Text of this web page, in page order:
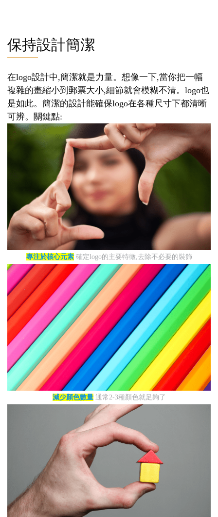
保持設計簡潔
在logo設計中,簡潔就是力量。想像一下,當你把一幅
複雜的畫縮小到郵票大小,細節就會模糊不清。logo也
是如此。簡潔的設計能確保logo在各種尺寸下都清晰
可辨。關鍵點:
專注於核心元素確定logo的主要特徵,去除不必要的裝飾
減少顏色數量通常2-3種顏色就足夠了